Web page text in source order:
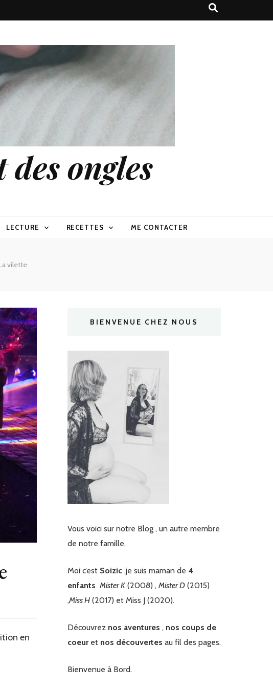
ongles
LECTURE RECETTES ME CONTACTER
vilette
en
BIENVENUE CHEZ NOUS
Vous voici sur notre Blog , un autre membre
de notre famille.
Moi c’est Soizic ,je suis maman de 4
enfants Mister K(2008) , Mister D (2015)
,Miss H (2017) et Miss J (2020).
Découvrez nos aventures , nos coups de
coeuret nos découvertes au fil des pages.
Bienvenue à Bord.